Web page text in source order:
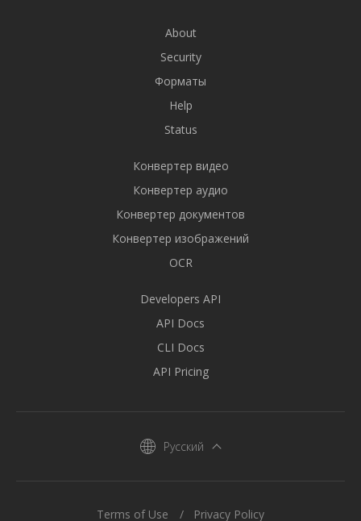
About
Security
Форматы
Help
Status
Конвертер видео
Конвертер аудио
Конвертер документов
Конвертер изображений
OCR
Developers API
API Docs
CLI Docs
API Pricing
Русский
Terms of Use Privacy Policy